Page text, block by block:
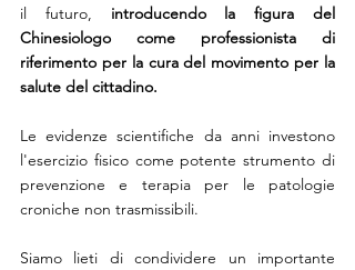
il futuro, introducendo la figura del
Chinesiologo come professionista di
riferimento per la cura del movimento per la
salute del cittadino.
Le evidenze scientifiche da anni investono
l'esercizio fisico come potente strumento di
prevenzione e terapia per le patologie
croniche non trasmissibili.
Siamo lieti di condividere un importante